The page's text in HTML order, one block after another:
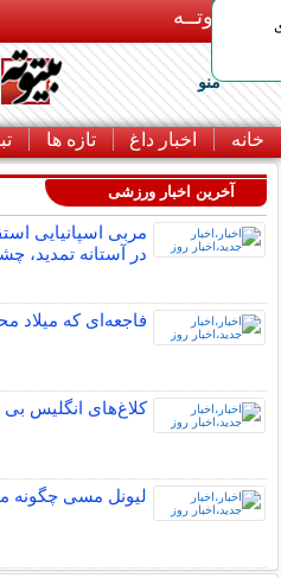
بـیتوتــه
منو
خانه اخبار داغ تازه ها
آخرین اخبار ورزشی
مربی اسپانیایی
در آستانه تمدید،
فاجعه‌ای که میلاد
کلاغ‌های انگلیس بی
لیونل مسی چگونه